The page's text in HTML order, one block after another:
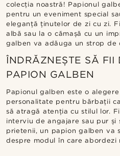
colecția noastră! Papionul
pentru un eveniment special
eleganță ținutelor de zi cu zi.
albă sau la o cămașă cu un
galben va adăuga un strop de
ÎNDRĂZNEȘTE SĂ FII
PAPION GALBEN
Papionul galben este o
personalitate pentru bărbații
să atragă atenția cu stilul lor.
interviu de angajare sau pur și
prietenii, un papion galben va
despre modul în care abordezi